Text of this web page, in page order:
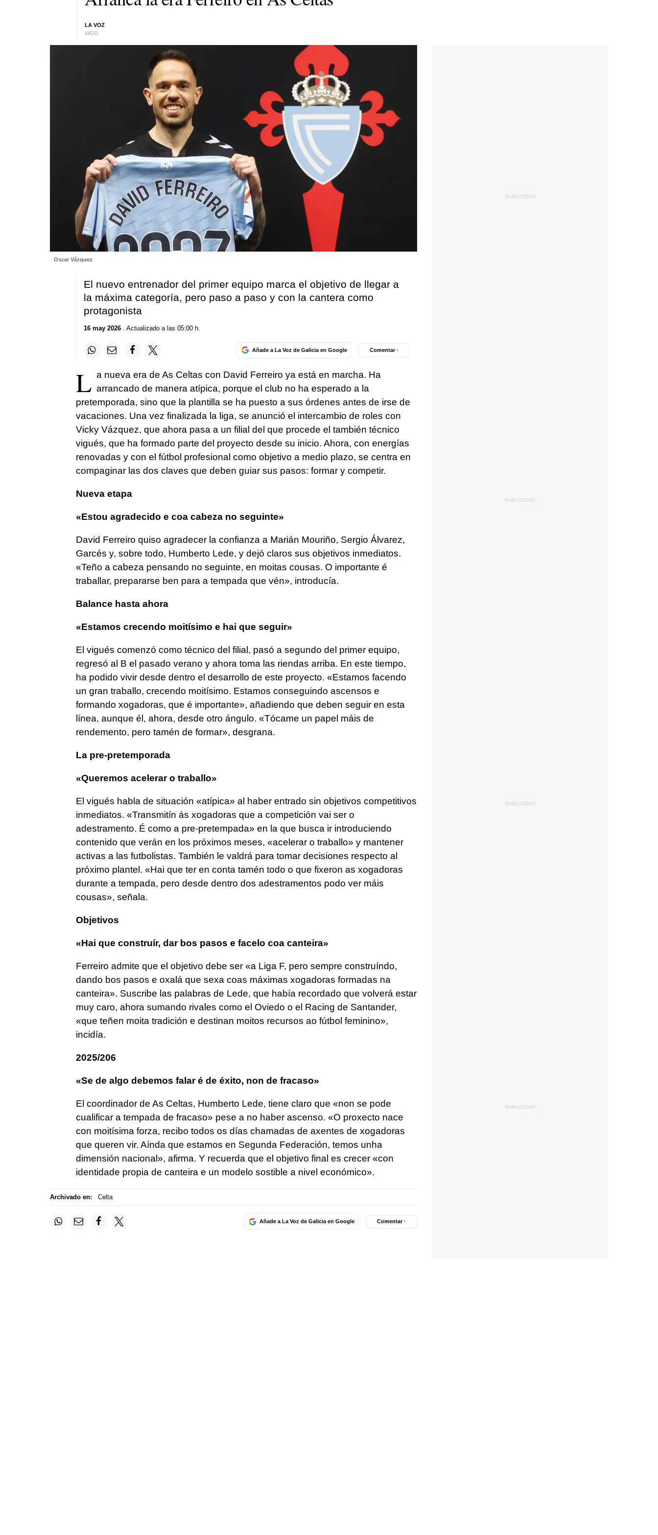
LA VOZ
VIGO
Oscar Vázquez
El nuevo entrenador del primer equipo marca el objetivo de llegar a
la máxima categoría, pero paso a paso y con la cantera como
protagonista
16 may 2026. Actualizado a las 05:00 h.
Añade a La Voz de Galicia en Google Comentar ·
L a nueva era de As Celtas con David Ferreiro ya está en marcha. Ha
arrancado de manera atípica, porque el club no ha esperado a la
pretemporada, sino que la plantilla se ha puesto a sus órdenes antes de irse de
vacaciones. Una vez finalizada la liga, se anunció el intercambio de roles con
Vicky Vázquez, que ahora pasa a un filial del que procede el también técnico
vigués, que ha formado parte del proyecto desde su inicio. Ahora, con energías
renovadas y con el fútbol profesional como objetivo a medio plazo, se centra en
compaginar las dos claves que deben guiar sus pasos: formar y competir.
Nueva etapa
«Estou agradecido e coa cabeza no seguinte»
David Ferreiro quiso agradecer la confianza a Marián Mouriño, Sergio Álvarez,
Garcés y, sobre todo, Humberto Lede, y dejó claros sus objetivos inmediatos.
«Teño a cabeza pensando no seguinte, en moitas cousas. O importante é
traballar, prepararse ben para a tempada que vén», introducía.
Balance hasta ahora
«Estamos crecendo moitísimo e hai que seguir»
El vigués comenzó como técnico del filial, pasó a segundo del primer equipo,
regresó al B el pasado verano y ahora toma las riendas arriba. En este tiempo,
ha podido vivir desde dentro el desarrollo de este proyecto. «Estamos facendo
un gran traballo, crecendo moitísimo. Estamos conseguindo ascensos e
formando xogadoras, que é importante», añadiendo que deben seguir en esta
línea, aunque él, ahora, desde otro ángulo. «Tócame un papel máis de
rendemento, pero tamén de formar», desgrana.
La pre-pretemporada
«Queremos acelerar o traballo»
El vigués habla de situación «atípica» al haber entrado sin objetivos competitivos
inmediatos. «Transmitín ás xogadoras que a competición vai ser o
adestramento. É como a pre-pretempada» en la que busca ir introduciendo
contenido que verán en los próximos meses, «acelerar o traballo» y mantener
activas a las futbolistas. También le valdrá para tomar decisiones respecto al
próximo plantel. «Hai que ter en conta tamén todo o que fixeron as xogadoras
durante a tempada, pero desde dentro dos adestramentos podo ver máis
cousas», señala.
Objetivos
«Hai que construír, dar bos pasos e facelo coa canteira»
Ferreiro admite que el objetivo debe ser «a Liga F, pero sempre construíndo,
dando bos pasos e oxalá que sexa coas máximas xogadoras formadas na
canteira». Suscribe las palabras de Lede, que había recordado que volverá estar
muy caro, ahora sumando rivales como el Oviedo o el Racing de Santander,
«que teñen moita tradición e destinan moitos recursos ao fútbol feminino»,
incidía.
2025/206
«Se de algo debemos falar é de éxito, non de fracaso»
El coordinador de As Celtas, Humberto Lede, tiene claro que «non se pode
cualificar a tempada de fracaso» pese a no haber ascenso. «O proxecto nace
con moitísima forza, recibo todos os días chamadas de axentes de xogadoras
que queren vir. Aínda que estamos en Segunda Federación, temos unha
dimensión nacional», afirma. Y recuerda que el objetivo final es crecer «con
identidade propia de canteira e un modelo sostible a nivel económico».
Archivado en: Celta
Añade a La Voz de Galicia en Google Comentar ·